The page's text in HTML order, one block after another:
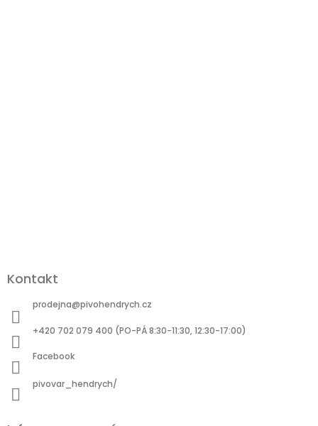
Kontakt
prodejna@pivohendrych.cz
+420 702 079 400 (PO-PÁ 8:30-11:30, 12:30-17:00)
Facebook
pivovar_hendrych/